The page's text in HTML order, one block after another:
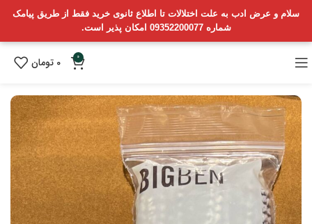
سلام و عرض ادب به علت اختلالات تا اطلاع ثانوی خرید فقط از طریق پیامک
شماره 09352200077 امکان پذیر است.
0
0 تومان